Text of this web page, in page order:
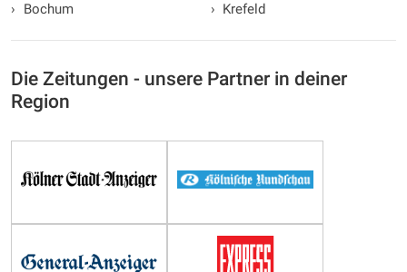
›
Bochum
› Krefeld
Die Zeitungen - unsere Partner in deiner
Region